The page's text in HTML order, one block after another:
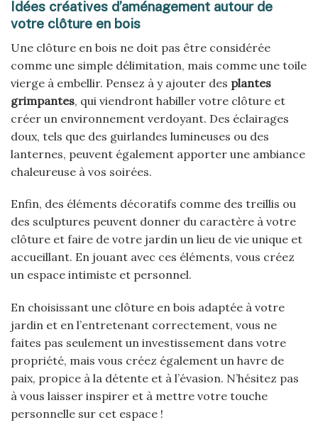
Idées créatives d’aménagement autour de
votre clôture en bois
Une clôture en bois ne doit pas être considérée
comme une simple délimitation, mais comme une toile
vierge à embellir. Pensez à y ajouter des plantes
grimpantes, qui viendront habiller votre clôture et
créer un environnement verdoyant. Des éclairages
doux, tels que des guirlandes lumineuses ou des
lanternes, peuvent également apporter une ambiance
chaleureuse à vos soirées.
Enfin, des éléments décoratifs comme des treillis ou
des sculptures peuvent donner du caractère à votre
clôture et faire de votre jardin un lieu de vie unique et
accueillant. En jouant avec ces éléments, vous créez
un espace intimiste et personnel.
En choisissant une clôture en bois adaptée à votre
jardin et en l’entretenant correctement, vous ne
faites pas seulement un investissement dans votre
propriété, mais vous créez également un havre de
paix, propice à la détente et à l’évasion. N’hésitez pas
à vous laisser inspirer et à mettre votre touche
personnelle sur cet espace !